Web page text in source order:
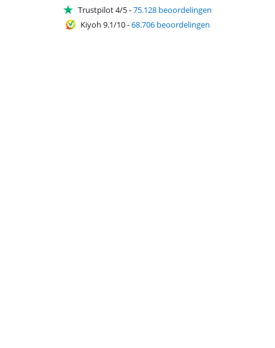
Trustpilot 4/5-75.128 beoordelingen
Kiyoh 9.1/10-68.706 beoordelingen